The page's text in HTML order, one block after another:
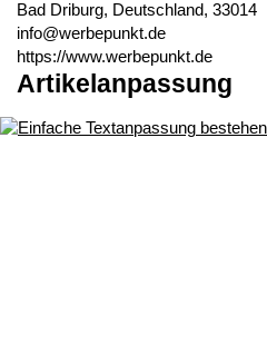
Bad Driburg, Deutschland, 33014
info@werbepunkt.de
https://www.werbepunkt.de
Artikelanpassung